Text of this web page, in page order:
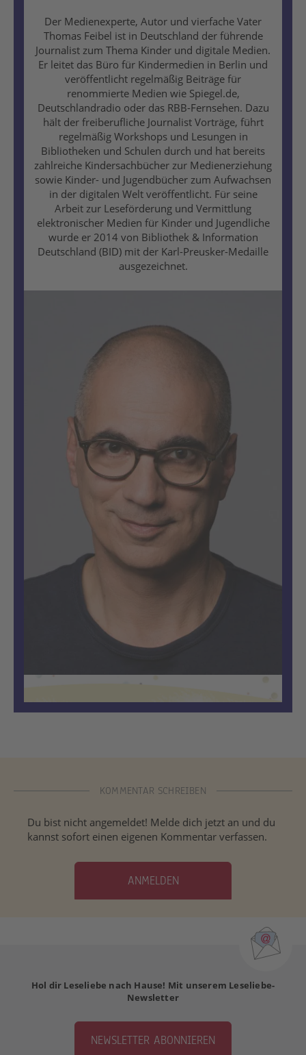
Der Medienexperte, Autor und vierfache Vater
Thomas Feibel ist in Deutschland der führende
Journalist zum Thema Kinder und digitale Medien.
Er leitet das Büro für Kindermedien in Berlin und
veröffentlicht regelmäßig Beiträge für
renommierte Medien wie Spiegel.de,
Deutschlandradio oder das RBB-Fernsehen. Dazu
hält der freiberufliche Journalist Vorträge, führt
regelmäßig Workshops und Lesungen in
Bibliotheken und Schulen durch und hat bereits
zahlreiche Kindersachbücher zur Medienerziehung
sowie Kinder- und Jugendbücher zum Aufwachsen
in der digitalen Welt veröffentlicht. Für seine
Arbeit zur Leseförderung und Vermittlung
elektronischer Medien für Kinder und Jugendliche
wurde er 2014 von Bibliothek & Information
Deutschland (BID) mit der Karl-Preusker-Medaille
ausgezeichnet.
KOMMENTAR SCHREIBEN
Du bist nicht angemeldet! Melde dich jetzt an und du
kannst sofort einen eigenen Kommentar verfassen.
ANMELDEN
Hol dir Leseliebe nach Hause! Mit unserem Leseliebe-
Newsletter
NEWSLETTER ABONNIEREN